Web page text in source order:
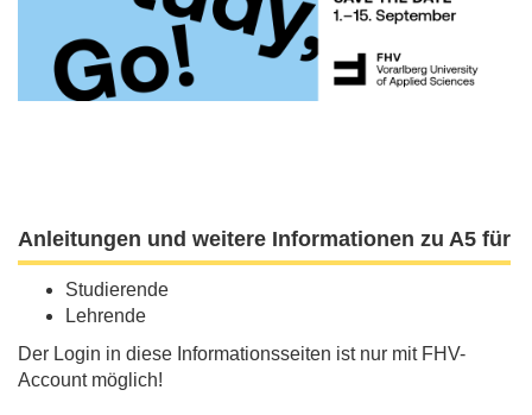
Anleitungen und weitere Informationen zu A5 für
Studierende
Lehrende
Der Login in diese Informationsseiten ist nur mit FHV-
Account möglich!